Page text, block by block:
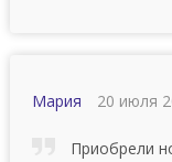
Мария 20 июля
Приобрели